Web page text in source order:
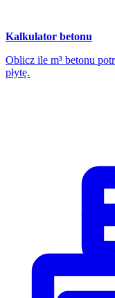
Kalkulator betonu
Oblicz ile m³ betonu
płytę.